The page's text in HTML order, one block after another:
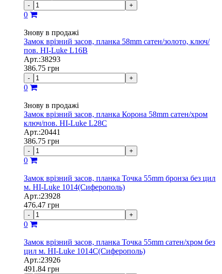
- +
0
Знову в продажі
Замок врізний засов, планка 58mm сатен/золото, ключ/
пов. HI-Luke L16B
Арт.:38293
386.75 грн
- +
0
Знову в продажі
Замок врізний засов, планка Корона 58mm сатен/хром
ключ/пов. HI-Luke L28C
Арт.:20441
386.75 грн
- +
0
Замок врізний засов, планка Точка 55mm бронза без цил
м. HI-Luke 1014(Сиферополь)
Арт.:23928
476.47 грн
- +
0
Замок врізний засов, планка Точка 55mm сатен/хром без
цил м. HI-Luke 1014C(Сиферополь)
Арт.:23926
491.84 грн